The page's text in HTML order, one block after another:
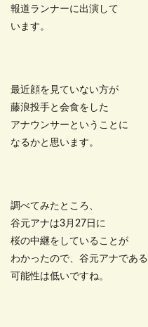
報道ランナーに出演して
います。
最近顔を見ていない方が
藤浪投手と会食をした
アナウンサーということに
なるかと思います。
調べてみたところ、
谷元アナは3月27日に
桜の中継をしていることが
わかったので、谷元アナである
可能性は低いですね。